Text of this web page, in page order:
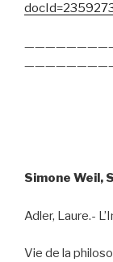
Simone Weil,
Adler, Laure.-
Vie de la